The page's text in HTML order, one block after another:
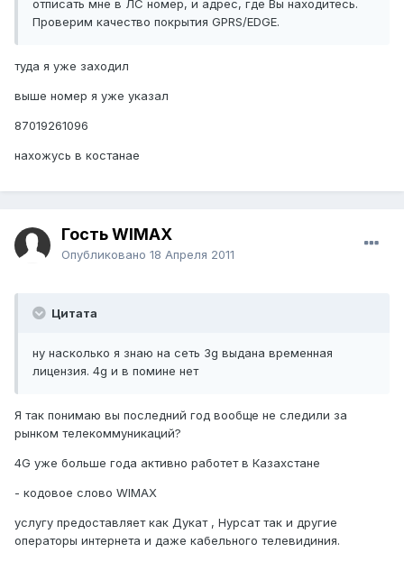
отписать мне в ЛС номер, и адрес, где Вы находитесь.
Проверим качество покрытия GPRS/EDGE.
туда я уже заходил
выше номер я уже указал
87019261096
нахожусь в костанае
Гость WIMAX
Опубликовано 18 Апреля 2011
Цитата
ну насколько я знаю на сеть 3g выдана временная
лицензия. 4g и в помине нет
Я так понимаю вы последний год вообще не следили за
рынком телекоммуникаций?
4G уже больше года активно работет в Казахстане
- кодовое слово WIMAX
услугу предоставляет как Дукат , Нурсат так и другие
операторы интернета и даже кабельного телевидиния.